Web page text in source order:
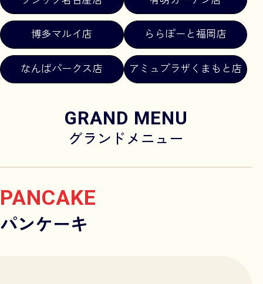
博多マルイ店 ららぽーと福岡店
なんばパークス店 アミュプラザくまもと店
GRAND MENU
グランドメニュー
PANCAKE
パンケーキ